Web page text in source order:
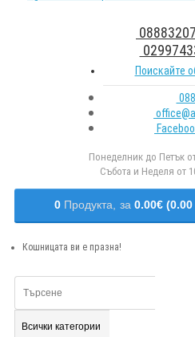
Поискайте
Понеделник до Петък
Събота и Неделя от
0 Продукта, за 0.00€
Кошницата ви е празна!
Всички категории